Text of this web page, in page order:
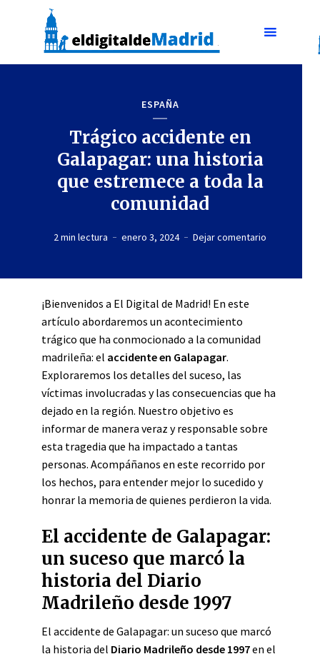
ESPAÑA
Trágico accidente en
Galapagar: una historia
que estremece a toda la
comunidad
2 min lectura enero 3, 2024 Dejar comentario
¡Bienvenidos a El Digital de Madrid! En este
artículo abordaremos un acontecimiento
trágico que ha conmocionado a la comunidad
madrileña: el accidente en Galapagar.
Exploraremos los detalles del suceso, las
víctimas involucradas y las consecuencias que ha
dejado en la región. Nuestro objetivo es
informar de manera veraz y responsable sobre
esta tragedia que ha impactado a tantas
personas. Acompáñanos en este recorrido por
los hechos, para entender mejor lo sucedido y
honrar la memoria de quienes perdieron la vida.
El accidente de Galapagar:
un suceso que marcó la
historia del Diario
Madrileño desde 1997
El accidente de Galapagar: un suceso que marcó
la historia del Diario Madrileño desde 1997en el